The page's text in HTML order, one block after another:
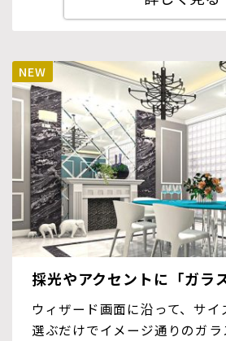
採光やアクセントに「ガラ
ウィザード画面に沿って、サ
選ぶだけでイメージ通りのガ